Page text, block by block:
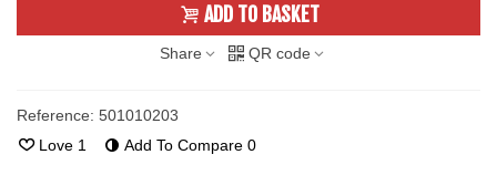
ADD TO BASKET
Share QR code
Reference: 501010203
Love 1 Add To Compare 0